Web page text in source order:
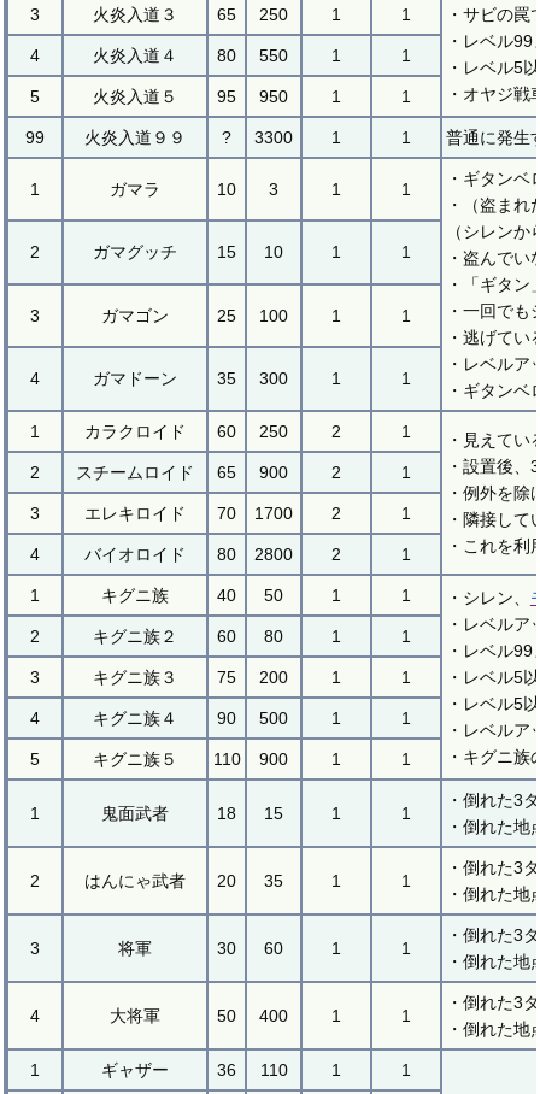
・サビの罠
・レベル
・レベル5
・オヤジ
3 火炎入道３ 65 250 1 1
4 火炎入道４ 80 550 1 1
5 火炎入道５ 95 950 1 1
99 火炎入道９９ ? 3300 1 1 普通に発生
1 ガマラ 10 3 1 1
・ギタン
・（盗ま
（シレン
・盗んで
・「ギタ
・一回で
・逃げてい
・レベル
・ギタン
2 ガマグッチ 15 10 1 1
3 ガマゴン 25 100 1 1
4 ガマドーン 35 300 1 1
1 カラクロイド 60 250 2 1
・見えてい
・設置後
・例外を
・隣接し
・これを利
2 スチームロイド 65 900 2 1
3 エレキロイド 70 1700 2 1
4 バイオロイド 80 2800 2 1
1 キグニ族 40 50 1 1 ・シレン、
・レベル
・レベル
・レベル5
・レベル5
・レベル
・キグニ
2 キグニ族２ 60 80 1 1
3 キグニ族３ 75 200 1 1
4 キグニ族４ 90 500 1 1
5 キグニ族５ 110 900 1 1
1 鬼面武者 18 15 1 1
・倒れた3
・倒れた
2 はんにゃ武者 20 35 1 1
・倒れた3
・倒れた
3 将軍 30 60 1 1
・倒れた3
・倒れた
4 大将軍 50 400 1 1
・倒れた3
・倒れた
1 ギャザー 36 110 1
1